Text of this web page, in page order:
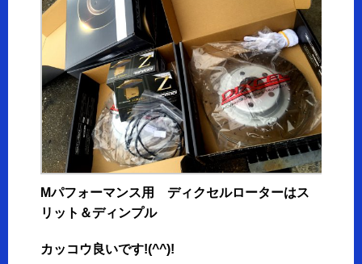
Mパフォーマンス用 ディクセルローターはス
リット＆ディンプル
カッコウ良いです!(^^)!